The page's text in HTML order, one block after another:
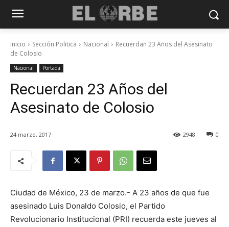
Inicio Sección Politica Nacional
Recuerdan 23 Años del Asesinato
de Colosio
Nacional Portada
Recuerdan 23 Años del
Asesinato de Colosio
24 marzo, 2017 0
2948
Ciudad de México, 23 de marzo.- A 23 años de que fue
asesinado Luis Donaldo Colosio, el Partido
Revolucionario Institucional (PRI) recuerda este jueves al